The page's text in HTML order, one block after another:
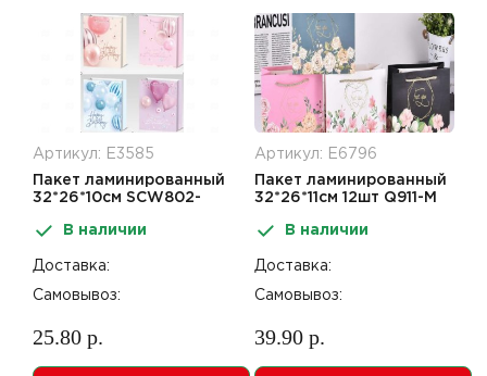
Артикул: Е3585
Пакет ламинированный
32*26*10см SCW802-
В наличии
Доставка:
Самовывоз:
25.80 р.
Артикул: Е6796
Пакет ламинированный
32*26*11см 12шт Q911-M
В наличии
Доставка:
Самовывоз:
39.90 р.